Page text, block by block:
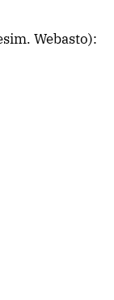
Webasto):